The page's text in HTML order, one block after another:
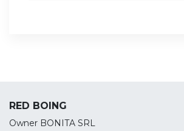
RED BOING
Owner BONITA SRL